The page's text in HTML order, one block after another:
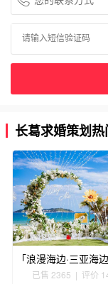
长葛求婚策划
已售 2365 | 评价